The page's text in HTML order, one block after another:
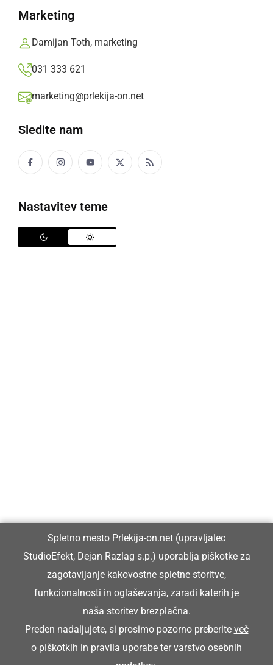
Marketing
Damijan Toth, marketing
031 333 621
marketing@prlekija-on.net
Sledite nam
Nastavitev teme
Črna kronika
Šport
Politika
Gospodarstvo
Narava
Zanimivosti
Glavni in odgovorni urednik:
Dejan Razlag
info@prlekija-on.net
Spletno mesto Prlekija-on.net (upravljalec
StudioEfekt, Dejan Razlag s.p.) uporablja piškotke za
zagotavljanje kakovostne spletne storitve,
funkcionalnosti in oglaševanja, zaradi katerih je
naša storitev brezplačna.
Preden nadaljujete, si prosimo pozorno preberite več
o piškotkih in pravila uporabe ter varstvo osebnih